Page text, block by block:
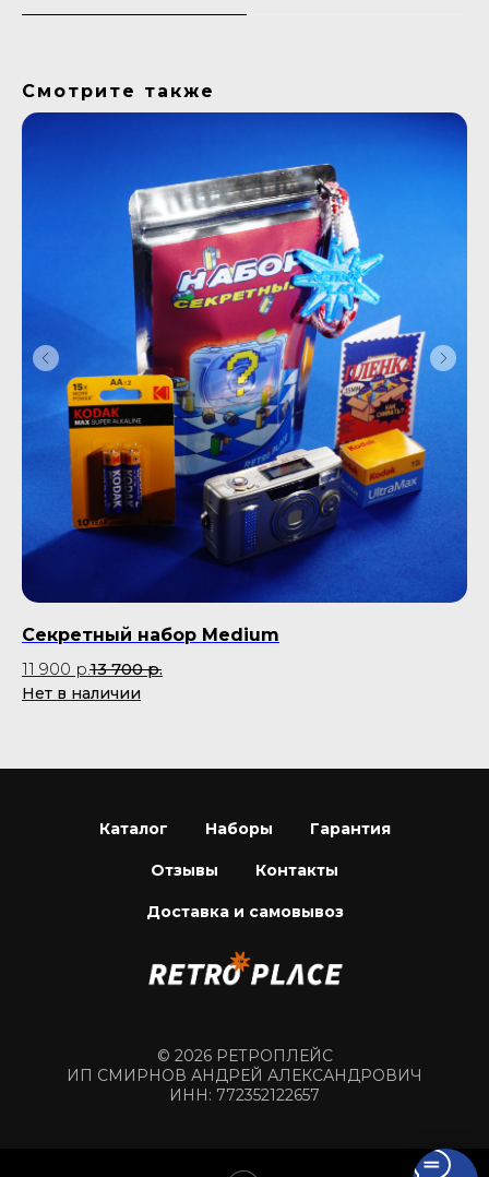
Смотрите также
Секретный набор Medium
11 900 р.13 700 р.
Нет в наличии
Каталог Наборы Гарантия
Отзывы Контакты
Доставка и самовывоз
© 2026 РЕТРОПЛЕЙС
ИП СМИРНОВ АНДРЕЙ АЛЕКСАНДРОВИЧ
ИНН: 772352122657